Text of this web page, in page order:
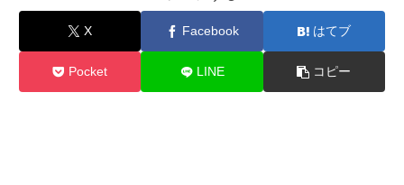
X Facebook はてブ
Pocket LINE コピー